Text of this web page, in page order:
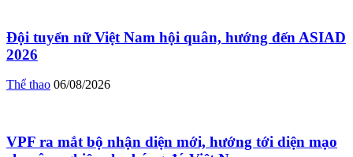
Đội tuyển nữ Việt Nam hội quân, hướng đến ASIAD
2026
Thể thao 06/08/2026
VPF ra mắt bộ nhận diện mới, hướng tới diện mạo